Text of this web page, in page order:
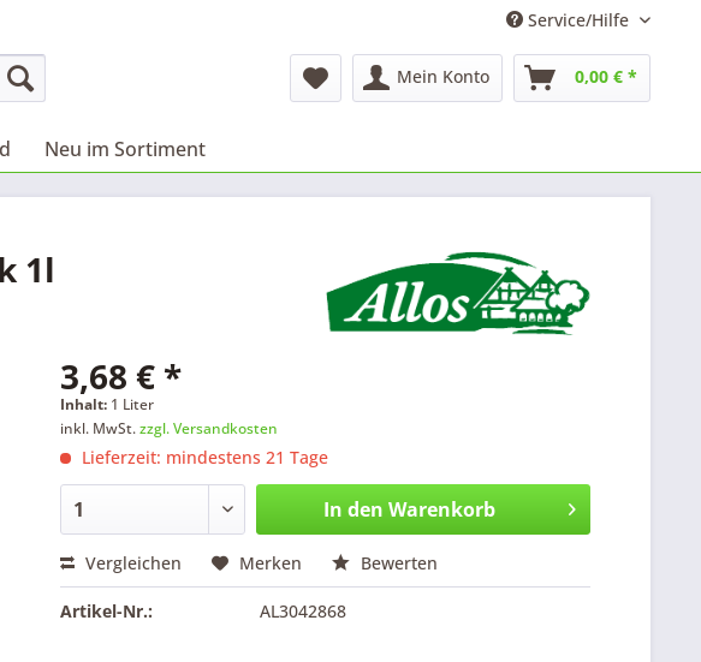
Service/Hilfe
Mein Konto 0,00 € *
Neu im Sortiment
1l
3,68 € *
Inhalt: 1 Liter
inkl. MwSt.zzgl. Versandkosten
Lieferzeit: mindestens 21 Tage
In den Warenkorb
Vergleichen Merken Bewerten
Artikel-Nr.: AL3042868